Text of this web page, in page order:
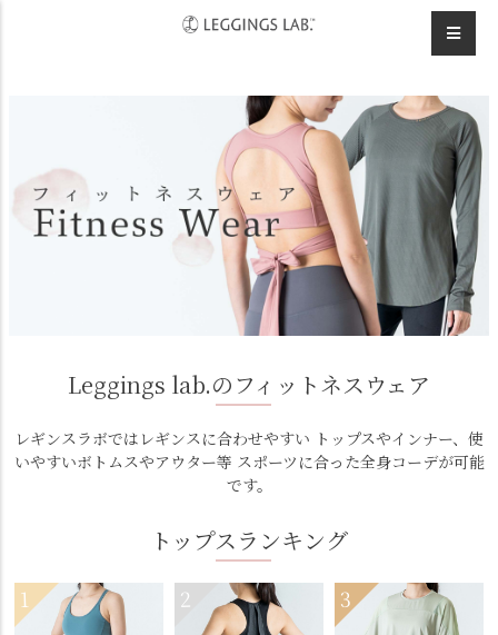
Leggings lab.のフィットネスウェア
レギンスラボではレギンスに合わせやすい トップスやインナー、使
いやすいボトムスやアウター等 スポーツに合った全身コーデが可能
です。
トップスランキング